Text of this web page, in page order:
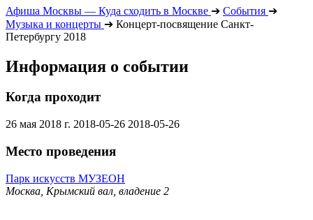
Афиша Москвы — Куда сходить в Москве ➔ События ➔
Музыка и концерты ➔ Концерт-посвящение Санкт-
Петербургу 2018
Информация о событии
Когда проходит
26 мая 2018 г. 2018-05-26 2018-05-26
Место проведения
Парк искусств МУЗЕОН
Москва, Крымский вал, владение 2